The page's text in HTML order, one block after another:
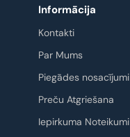
Informācija
Kontakti
Par Mums
Piegādes nosacījumi
Preču Atgriešana
Iepirkuma Noteikumi